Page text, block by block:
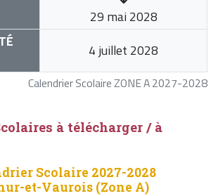
Calendrier Scolaire ZONE A 2027-2028
29 mai 2028
4 juillet 2028
à télécharger / à
Scolaire 2027-2028
et-Vaurois (Zone A)